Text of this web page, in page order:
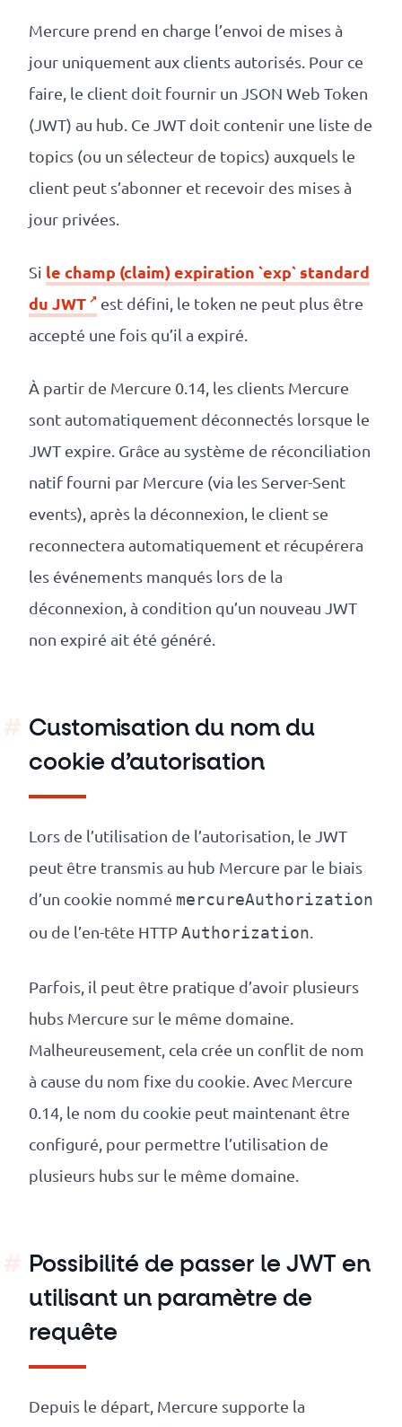
Mercure prend en charge l’envoi de mises à
jour uniquement aux clients autorisés. Pour ce
faire, le client doit fournir un JSON Web Token
(JWT) au hub. Ce JWT doit contenir une liste de
topics (ou un sélecteur de topics) auxquels le
client peut s’abonner et recevoir des mises à
jour privées.
Si le champ (claim) expiration `exp` standard
du JWT
est défini, le token ne peut plus être
accepté une fois qu’il a expiré.
À partir de Mercure 0.14, les clients Mercure
sont automatiquement déconnectés lorsque le
JWT expire. Grâce au système de réconciliation
natif fourni par Mercure (via les Server-Sent
events), après la déconnexion, le client se
reconnectera automatiquement et récupérera
les événements manqués lors de la
déconnexion, à condition qu’un nouveau JWT
non expiré ait été généré.
Customisation du nom du
cookie d’autorisation
Lors de l’utilisation de l’autorisation, le JWT
peut être transmis au hub Mercure par le biais
d’un cookie nommé mercureAuthorization
ou de l’en-tête HTTP Authorization
Parfois, il peut être pratique d’avoir plusieurs
hubs Mercure sur le même domaine.
Malheureusement, cela crée un conflit de nom
à cause du nom fixe du cookie. Avec Mercure
0.14, le nom du cookie peut maintenant être
configuré, pour permettre l’utilisation de
plusieurs hubs sur le même domaine.
Possibilité de passer le JWT en
utilisant un paramètre de
requête
Depuis le départ, Mercure supporte la